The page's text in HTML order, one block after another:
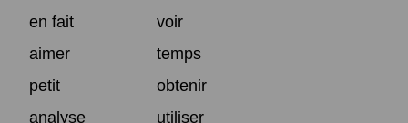
en fait
voir
aimer
temps
petit
obtenir
analyse
utiliser